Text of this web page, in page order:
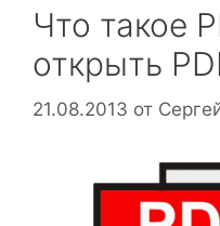
Что такое
открыть
21.08.2013 от